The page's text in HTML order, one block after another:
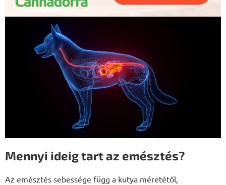
Mennyi ideig tart az emésztés?
Az emésztés sebessége függ a kutya méretétől,